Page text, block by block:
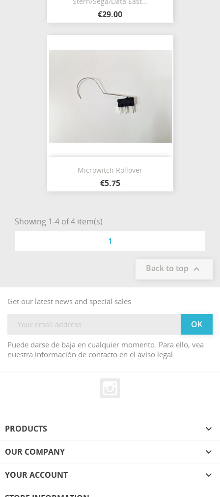
€29.00
Microwitch Rollover
€5.75
Showing 1-4 of 4 item(s)
1
Back to top 
Get our latest news and special sales
Puede darse de baja en cualquier momento. Para ello, vea
nuestra información de contacto en el aviso legal.
PRODUCTS 
OUR COMPANY 
YOUR ACCOUNT 